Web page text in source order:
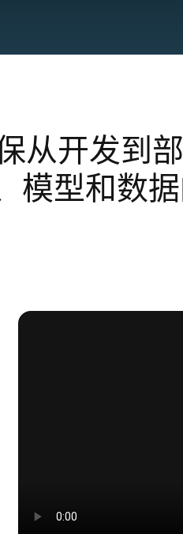
从开发到
模型和数